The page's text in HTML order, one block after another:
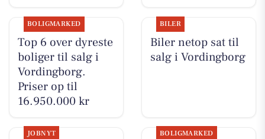
BOLIGMARKED
Top 6 over dyreste
boliger til salg i
Vordingborg.
Priser op til
16.950.000 kr
BILER
Biler netop sat til
salg i Vordingborg
JOBNYT BOLIGMARKED